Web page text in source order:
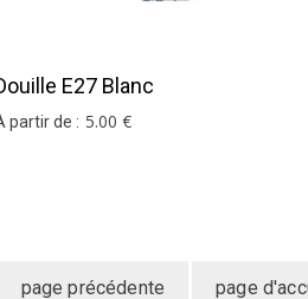
E27 Blanc
partir de : 5.00 €